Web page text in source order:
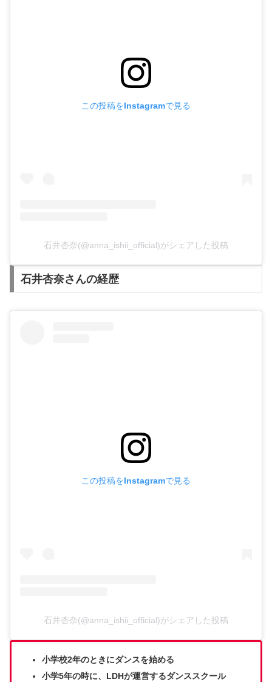
この投稿をInstagramで見る
石井杏奈(@anna_ishii_official)がシェアした投稿
石井杏奈さんの経歴
この投稿をInstagramで見る
石井杏奈(@anna_ishii_official)がシェアした投稿
小学校2年のときにダンスを始める
小学5年の時に、LDHが運営するダンススクール